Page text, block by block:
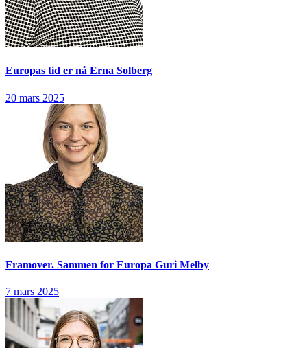
Europas tid er nå Erna Solberg
20 mars 2025
Framover. Sammen for Europa Guri Melby
7 mars 2025